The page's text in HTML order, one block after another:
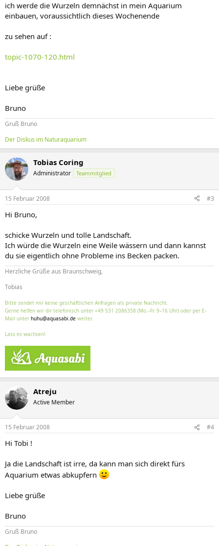
ich werde die Wurzeln demnächst in mein Aquarium
einbauen, voraussichtlich dieses Wochenende
zu sehen auf :
topic-1070-120.html
Liebe grüße
Bruno
Gruß Bruno
Der Diskus im Naturaquarium
Tobias Coring
Administrator Teammitglied
15 Februar 2008 #3
Hi Bruno,
schicke Wurzeln und tolle Landschaft.
Ich würde die Wurzeln eine Weile wässern und dann kannst
du sie eigentlich ohne Probleme ins Becken packen.
Herzliche Grüße aus Braunschweig,
Tobias
Bitte sendet mir keine geschäftlichen Anfragen als private Nachricht.
Gerne helfen wir dir telefonisch unter +49 531 2086358 (Mo.–Fr. 9–16 Uhr) oder per E-
Mail unter huhu@aquasabi.de weiter.
Lass es wachsen!
Atreju
Active Member
15 Februar 2008 #4
Hi Tobi !
Ja die Landschaft ist irre, da kann man sich direkt fürs
Aquarium etwas abkupfern
Liebe grüße
Bruno
Gruß Bruno